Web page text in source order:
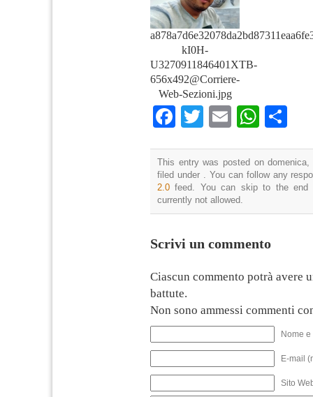
kI0H-
U3270911846401XTB-
656x492@Corriere-
Web-Sezioni.jpg
Facebook
TwitterEmail
This entry was posted on
filed under . You can follow any
2.0 feed. You can skip to the end
currently not allowed.
Scrivi un commento
Ciascun commento potrà avere
battute.
Non sono ammessi commenti
Nome
E-mail
Sito